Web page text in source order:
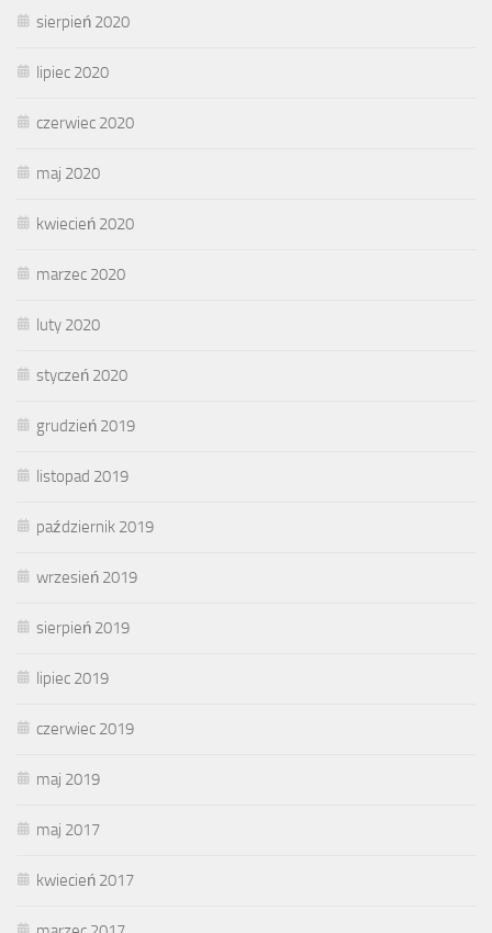
sierpień 2020
lipiec 2020
czerwiec 2020
maj 2020
kwiecień 2020
marzec 2020
luty 2020
styczeń 2020
grudzień 2019
listopad 2019
październik 2019
wrzesień 2019
sierpień 2019
lipiec 2019
czerwiec 2019
maj 2019
maj 2017
kwiecień 2017